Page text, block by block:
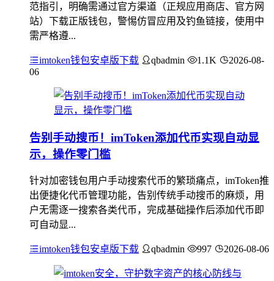
范指引，明确需通过官方渠道（正规应用商店、官方网
站）下载正版钱包，警惕仿冒应用及钓鱼链接，使用中
需严格遵...
imtoken钱包安卓版下载 qbadmin 1.1K
2026-08-
06
告别手动搜币！imToken添加代币实现自动显
示，操作零门槛
针对加密钱包用户手动搜索代币的繁琐痛点，imToken推
出便捷化代币管理功能，告别传统手动搜币的麻烦，用
户无需逐一搜索各类代币，完成基础操作后添加代币即
可自动显...
imtoken钱包安卓版下载 qbadmin 997 2026-08-06